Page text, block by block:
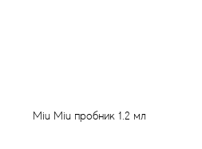
Miu Miu пробник 1.2 мл
Annayake